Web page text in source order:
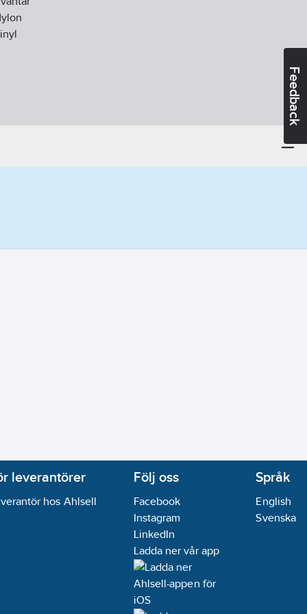
Feedback
leverantörer
hos Ahlsell
Följ oss
Facebook
Instagram
LinkedIn
Ladda ner vår app
Språk
English
Svenska